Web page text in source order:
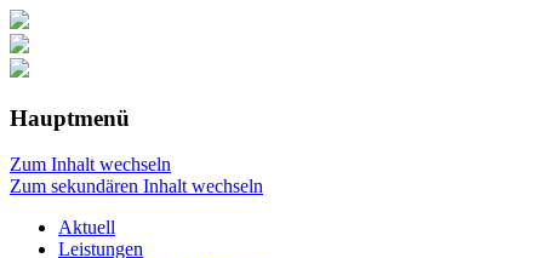
Hauptmenü
Zum Inhalt wechseln
Zum sekundären Inhalt wechseln
Aktuell
Leistungen